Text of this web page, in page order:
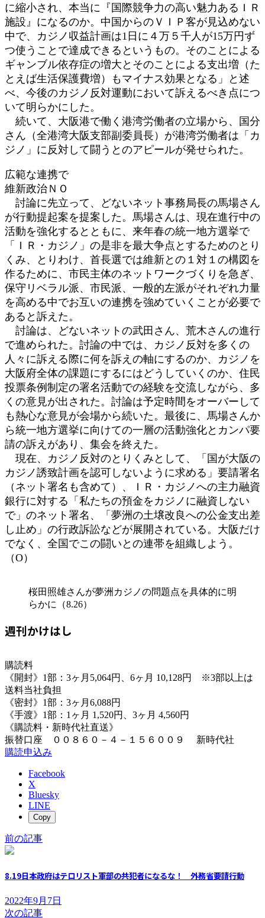
に縮小され、本当に『国際競争力の高い魅力あるＩＲ
施設』になるのか。中国からのＶＩＰ客が見込めない
中で、カジノ収益計画は1日に４万５千人が15万円ず
つ使うことで達成できるというもの。そのことによる
ギャンブル依存症の増大とそのことによる支出増（た
とえば生活保護費増）もマイナス効果となる」と述
べ、今後のカジノ反対運動において訴えるべき点につ
いて明らかにした。
続いて、大阪港で働く港湾労働者の立場から、国分
さん（全港湾大阪支部副委員長）が港湾労働者は「カ
ジノ」に反対して闘うとのアピールが発せられた。
広範な連携で
維新政治ＮＯ
討論に先立って、どないネット事務局長の馬場さん
が行動提起案を提案した。馬場さんは、現在進行中の
活動を強化するとともに、来年春の統一地方選挙で
「ＩＲ・カジノ」の是非を最大争点とするためのとり
くみ、とりわけ、首長選では維新との１対１の構図を
作るために、市民主体のネットワークづくりを急ぎ、
保守リベラル派、市民派、一般的左派がそれぞれ力量
を高める中でお互いの連携を強めていくことが必要で
あると訴えた。
討論は、どないネットの武田さん、荒木さんの進行
で進められた。討論の中では、カジノ反対を多くの
人々に訴える際に何を訴えの軸にするのか、カジノを
大阪府全体の課題にするにはどうしていくのか、住民
投票条例制定の署名活動での経験を交流しながら、多
くの意見が出された。討論は予定時間をオーバーして
も熱心な意見が会場から続いた。最後に、馬場さんか
ら統一地方選挙に向けての一層の活動強化とカンパ要
請の訴えがあり、集会を終えた。
現在、カジノ反対のとりくみとして、「国が大阪の
カジノ誘致計画を認可しないように求める」要請署名
（ネット署名も含めて）、ＩＲ・カジノへの主力融資
銀行に対する「私たちの預金をカジノに融資しない
で」のネット署名、「夢洲の土壌改良への公金支出差
し止め」の行政訴訟などが展開されている。大阪だけ
でなく、全国でこの闘いとの連帯を組織しよう。
（О）
桜田照雄さんが夢洲カジノの問題点を具体的に明
らかに（8.26）
週刊かけはし
購読料
《開封》1部：3ヶ月5,064円、6ヶ月 10,128円 ※3部以上は
送料当社負担
《密封》1部：3ヶ月6,088円
《手渡》1部：1ヶ月 1,520円、3ヶ月 4,560円
《購読料・新時代社直送》
振替口座 ００８６０－４－１５６００９ 新時代社
購読申込み
Facebook
X
Bluesky
LINE
Copy
前の記事
8.19日本政府はテロリスト軍部の共犯者になるな！ 外務省要請行動
2022年9月7日
次の記事